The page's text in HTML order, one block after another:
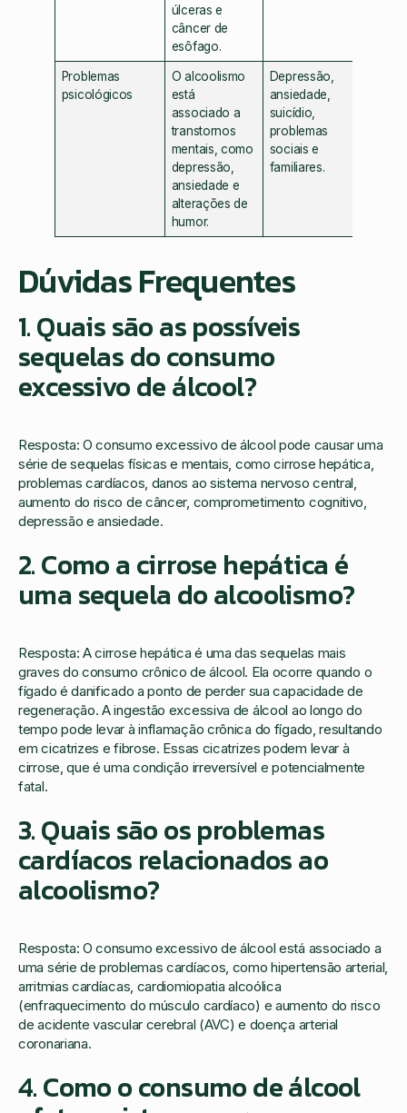
úlceras e
câncer de
esôfago.
Problemas
psicológicos
O alcoolismo
está
associado a
transtornos
mentais, como
depressão,
ansiedade e
alterações de
humor.
Depressão,
ansiedade,
suicídio,
problemas
sociais e
familiares.
Dúvidas Frequentes
1. Quais são as possíveis
sequelas do consumo
excessivo de álcool?
Resposta: O consumo excessivo de álcool pode causar uma
série de sequelas físicas e mentais, como cirrose hepática,
problemas cardíacos, danos ao sistema nervoso central,
aumento do risco de câncer, comprometimento cognitivo,
depressão e ansiedade.
2. Como a cirrose hepática é
uma sequela do alcoolismo?
Resposta: A cirrose hepática é uma das sequelas mais
graves do consumo crônico de álcool. Ela ocorre quando o
fígado é danificado a ponto de perder sua capacidade de
regeneração. A ingestão excessiva de álcool ao longo do
tempo pode levar à inflamação crônica do fígado, resultando
em cicatrizes e fibrose. Essas cicatrizes podem levar à
cirrose, que é uma condição irreversível e potencialmente
fatal.
3. Quais são os problemas
cardíacos relacionados ao
alcoolismo?
Resposta: O consumo excessivo de álcool está associado a
uma série de problemas cardíacos, como hipertensão arterial,
arritmias cardíacas, cardiomiopatia alcoólica
(enfraquecimento do músculo cardíaco) e aumento do risco
de acidente vascular cerebral (AVC) e doença arterial
coronariana.
4. Como o consumo de álcool